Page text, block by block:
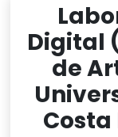
Digital
de
Costa